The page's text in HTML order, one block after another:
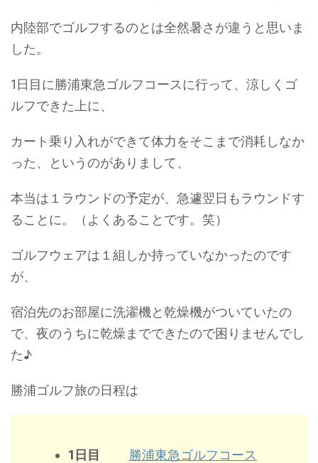
内陸部でゴルフするのとは全然暑さが違うと思いま
した。
1日目に勝浦東急ゴルフコースに行って、涼しくゴ
ルフできた上に、
カート乗り入れができて体力をそこまで消耗しなか
った、というのがありまして、
本当は１ラウンドの予定が、急遽翌日もラウンドす
ることに。（よくあることです。笑）
ゴルフウェアは１組しか持っていなかったのです
が、
宿泊先のお部屋に洗濯機と乾燥機がついていたの
で、夜のうちに乾燥までできたので困りませんでし
た♪
勝浦ゴルフ旅の日程は
1日目
勝浦東急ゴルフコース